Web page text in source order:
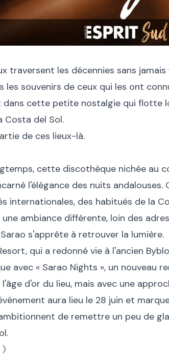
traversent les décennies sans
les souvenirs de ceux qui les ont
cette petite nostalgie qui flotte
Costa del Sol.
de ces lieux-là.
cette discothèque nichée au
l'élégance des nuits
internationales, des habitués de la
ambiance différente, loin des
s'apprête à retrouver la lumière.
qui a redonné vie à l'ancien
avec « Sarao Nights », un nouveau
d'or du lieu, mais avec une
aura lieu le 28 juin et
de remettre un peu de
》